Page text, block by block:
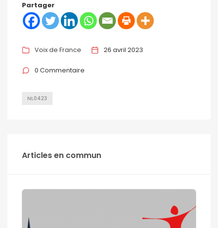
Partager
Voix de France 26 avril 2023
0 Commentaire
NL0423
Articles en commun